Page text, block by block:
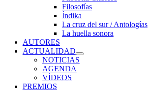
Filosofías
Índika
La cruz del sur / Antologías
La huella sonora
AUTORES
ACTUALIDAD
NOTICIAS
AGENDA
VÍDEOS
PREMIOS